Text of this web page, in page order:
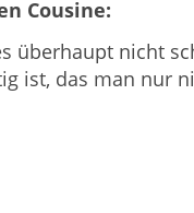
Cousine:
überhaupt nicht
ist, das man nur